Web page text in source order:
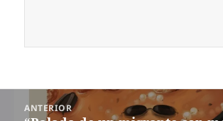
Navegación
ANTERIOR